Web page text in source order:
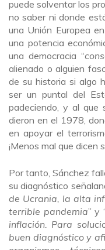
puede solventar los
no saber ni donde
una Unión Europea
una potencia
una democracia “
alienado o alguien
de su historia si algo
ser un puntal del
padeciendo, y al que
dieron en el 1978,
en apoyar el
¡Menos mal que dicen
Por tanto, Sánchez
su diagnóstico
de Ucrania, la alta
terrible pandemia” y
inflación. Para
buen diagnóstico y